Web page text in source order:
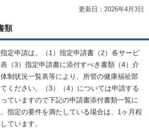
更新日：2026年4月3日
類
定申請は、（1）指定申請書（2）各サービ
（3）指定申請書に添付すべき書類（4）介
制状況一覧表等により、所管の健康福祉部
ください。（3）（4）については申請する
ていますので下記の申請書添付書類一覧に
指定の要件を満たしている場合は、1ヶ月程
ています。